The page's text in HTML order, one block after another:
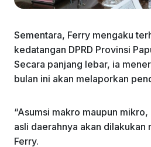
Sementara, Ferry mengaku
kedatangan DPRD Provinsi
Secara panjang lebar, ia
bulan ini akan melaporkan
“Asumsi makro maupun
asli daerahnya akan dilakukan
Ferry.